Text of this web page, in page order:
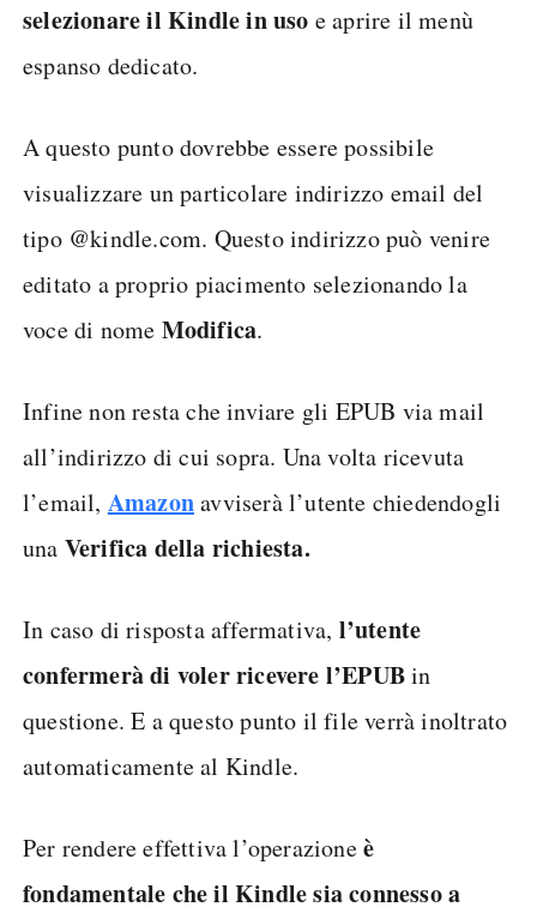
selezionare il Kindle in uso e aprire il menù
espanso dedicato.
A questo punto dovrebbe essere possibile
visualizzare un particolare indirizzo email del
tipo @kindle.com. Questo indirizzo può venire
editato a proprio piacimento selezionando la
voce di nome Modifica.
Infine non resta che inviare gli EPUB via mail
all’indirizzo di cui sopra. Una volta ricevuta
l’email, Amazonavviserà l’utente chiedendogli
una Verifica della richiesta.
In caso di risposta affermativa, l’utente
confermerà di voler ricevere l’EPUBin
questione. E a questo punto il file verrà inoltrato
automaticamente al Kindle.
Per rendere effettiva l’operazioneè
fondamentale che il Kindle sia connesso a